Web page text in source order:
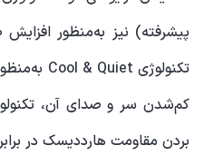
پیشرفته) نیز به‌منظور
تکنولوژی Cool & Quiet
کم‌شدن سر و صدای آن،
بردن مقاومت هارددیسک در